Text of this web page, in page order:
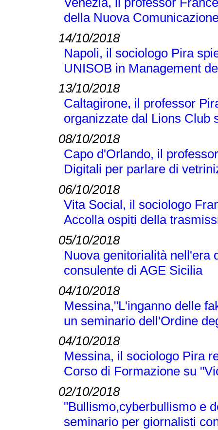
della Nuova
14/10/2018
Napoli, il sociologo Pira
UNISOB in Management
13/10/2018
Caltagirone, il professor
organizzate dal Lions Club
08/10/2018
Capo d'Orlando, il
Digitali per parlare di
06/10/2018
Vita Social, il sociologo
Accolla ospiti della
05/10/2018
Nuova genitorialità nell'era
consulente di AGE Sicilia
04/10/2018
Messina,"L'inganno delle
un seminario dell'Ordine
04/10/2018
Messina, il sociologo Pira
Corso di Formazione su
02/10/2018
"Bullismo,cyberbullismo e
seminario per giornalisti